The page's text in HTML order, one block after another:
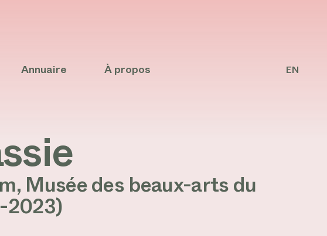
Annuaire À propos EN
Musée des beaux-arts du
2023)